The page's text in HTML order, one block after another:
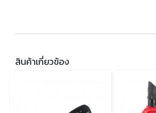
สินค้าเกี่ยวข้อง